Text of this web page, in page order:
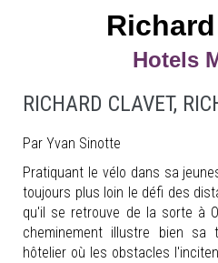
Hotels
RICHARD CLAVET,
Par Yvan Sinotte
Pratiquant le vélo dans sa
toujours plus loin le défi des
qu'il se retrouve de la sorte à
cheminement illustre bien sa
hôtelier où les obstacles